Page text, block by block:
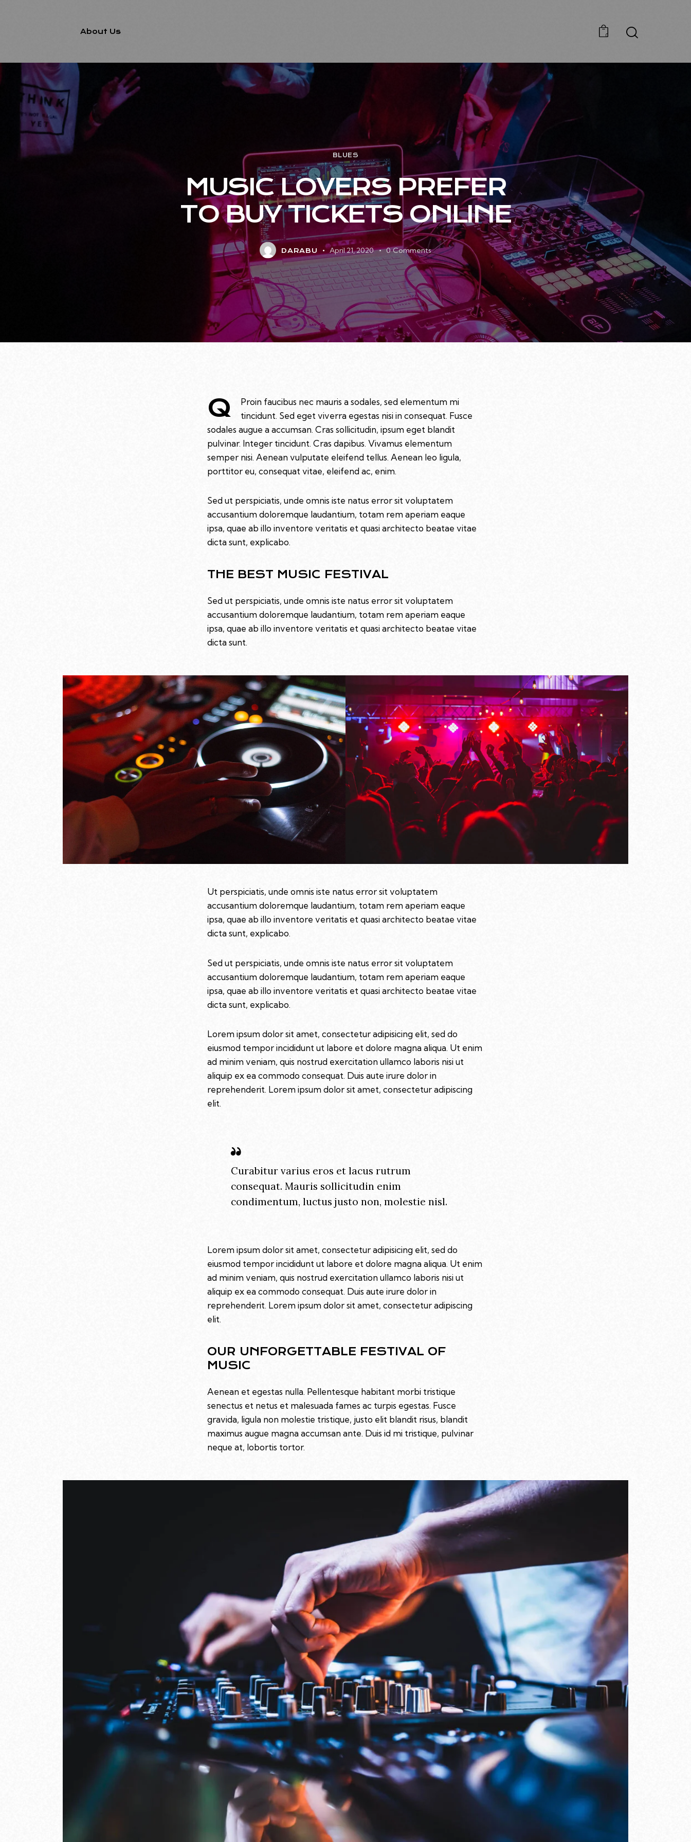
About Us 0
BLUES
MUSIC LOVERS PREFER
TO BUY TICKETS ONLINE
DARABU April 21, 2020 0 Comments
Q
Proin faucibus nec mauris a sodales, sed elementum mi
tincidunt. Sed eget viverra egestas nisi in consequat. Fusce
sodales augue a accumsan. Cras sollicitudin, ipsum eget blandit
pulvinar. Integer tincidunt. Cras dapibus. Vivamus elementum
semper nisi. Aenean vulputate eleifend tellus. Aenean leo ligula,
porttitor eu, consequat vitae, eleifend ac, enim.
Sed ut perspiciatis, unde omnis iste natus error sit voluptatem
accusantium doloremque laudantium, totam rem aperiam eaque
ipsa, quae ab illo inventore veritatis et quasi architecto beatae vitae
dicta sunt, explicabo.
THE BEST MUSIC FESTIVAL
Sed ut perspiciatis, unde omnis iste natus error sit voluptatem
accusantium doloremque laudantium, totam rem aperiam eaque
ipsa, quae ab illo inventore veritatis et quasi architecto beatae vitae
dicta sunt.
Ut perspiciatis, unde omnis iste natus error sit voluptatem
accusantium doloremque laudantium, totam rem aperiam eaque
ipsa, quae ab illo inventore veritatis et quasi architecto beatae vitae
dicta sunt, explicabo.
Sed ut perspiciatis, unde omnis iste natus error sit voluptatem
accusantium doloremque laudantium, totam rem aperiam eaque
ipsa, quae ab illo inventore veritatis et quasi architecto beatae vitae
dicta sunt, explicabo.
Lorem ipsum dolor sit amet, consectetur adipisicing elit, sed do
eiusmod tempor incididunt ut labore et dolore magna aliqua. Ut enim
ad minim veniam, quis nostrud exercitation ullamco laboris nisi ut
aliquip ex ea commodo consequat. Duis aute irure dolor in
reprehenderit. Lorem ipsum dolor sit amet, consectetur adipiscing
elit.
Curabitur varius eros et lacus rutrum
consequat. Mauris sollicitudin enim
condimentum, luctus justo non, molestie nisl.
Lorem ipsum dolor sit amet, consectetur adipisicing elit, sed do
eiusmod tempor incididunt ut labore et dolore magna aliqua. Ut enim
ad minim veniam, quis nostrud exercitation ullamco laboris nisi ut
aliquip ex ea commodo consequat. Duis aute irure dolor in
reprehenderit. Lorem ipsum dolor sit amet, consectetur adipiscing
elit.
OUR UNFORGETTABLE FESTIVAL OF
MUSIC
Aenean et egestas nulla. Pellentesque habitant morbi tristique
senectus et netus et malesuada fames ac turpis egestas. Fusce
gravida, ligula non molestie tristique, justo elit blandit risus, blandit
maximus augue magna accumsan ante. Duis id mi tristique, pulvinar
neque at, lobortis tortor.